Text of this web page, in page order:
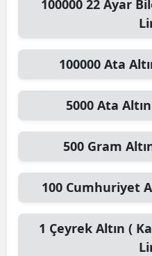
100000 22 Ayar
100000 Ata
5000 Ata Altın
500 Gram
100 Cumhuriyet
1 Çeyrek Altın (